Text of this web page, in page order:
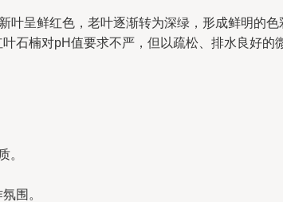
呈鲜红色，老叶逐渐转为深绿，形成鲜明的色
石楠对pH值要求不严，但以疏松、排水良好的
。
围。